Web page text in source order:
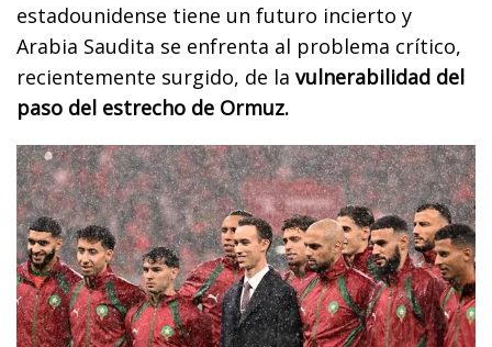
estadounidense tiene un futuro incierto y
Arabia Saudita se enfrenta al problema crítico,
recientemente surgido, de la vulnerabilidad del
paso del estrecho de Ormuz.